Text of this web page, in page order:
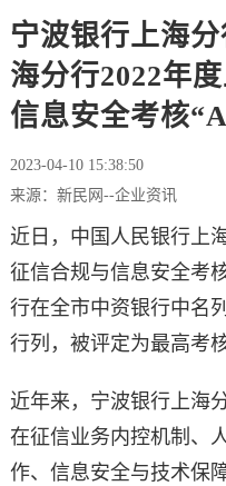
宁波银行上海
海分行2022年
信息安全考核
2023-04-10 15:38:50
来源：新民网--企业资讯
近日，中国人民银行上
征信合规与信息安全考
行在全市中资银行中名
行列，被评定为最高考
近年来，宁波银行上海
在征信业务内控机制、
作、信息安全与技术保